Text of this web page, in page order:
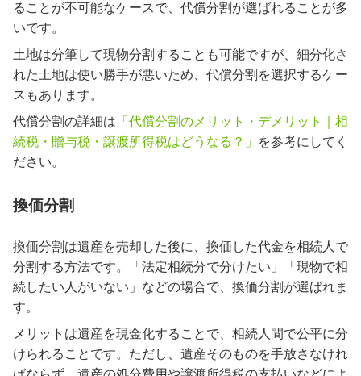
ることが不可能なケースで、代償分割が選ばれることが多
いです。
土地は分筆して現物分割することも可能ですが、細分化さ
れた土地は使い勝手が悪いため、代償分割を選択するケー
スもあります。
代償分割の詳細は 「代償分割のメリット・デメリット｜相
続税・贈与税・譲渡所得税はどうなる？」
を参考にしてく
ださい。
換価分割
換価分割は遺産を売却した後に、換価した代金を相続人で
分割する方法です。「法定相続分で分けたい」「現物で相
続したい人がいない」などの場合で、換価分割が選ばれま
す。
メリットは遺産を現金化することで、相続人間で公平に分
けられることです。ただし、遺産そのものを手放さなけれ